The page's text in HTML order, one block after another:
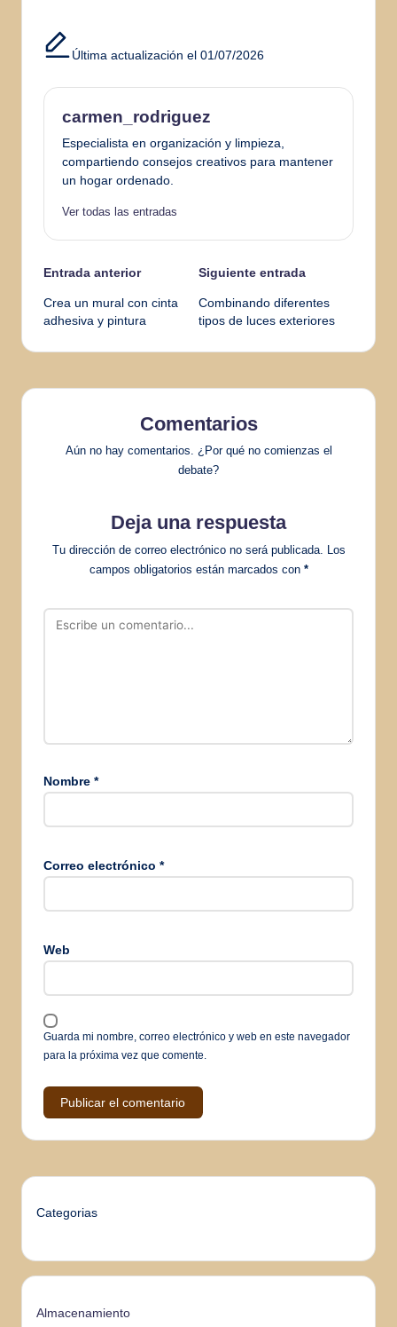
Última actualización el 01/07/2026
carmen_rodriguez
Especialista en organización y limpieza,
compartiendo consejos creativos para mantener
un hogar ordenado.
Ver todas las entradas
Navegación
de
entradas
Entrada anterior
Crea un mural con cinta
adhesiva y pintura
Siguiente entrada
Combinando diferentes
tipos de luces exteriores
Comentarios
Aún no hay comentarios. ¿Por qué no comienzas el
debate?
Deja una respuesta
Tu dirección de correo electrónico no será publicada. Los
campos obligatorios están marcados con *
Nombre *
Correo electrónico *
Web
Guarda mi nombre, correo electrónico y web en este navegador
para la próxima vez que comente.
Categorias
Almacenamiento